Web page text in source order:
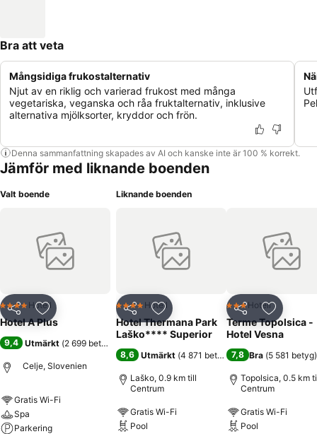
Bra att veta
Mångsidiga frukostalternativ
Njut av en riklig och varierad frukost med många
vegetariska, veganska och råa fruktalternativ, inklusive
alternativa mjölksorter, kryddor och frön.
Denna sammanfattning skapades av AI och kanske inte är 100 % korrekt.
Jämför med liknande boenden
Valt boende
Dela Lägg till i Mina Favoriter
4 StjärnorHotell
Hotel A Plus
9,4 Utmärkt (2 699 betyg
Celje, Slovenien
Gratis Wi-Fi
Spa
Parkering
Liknande boenden
Dela Lägg till i Mina Favoriter
4 StjärnorHotell
Hotel Thermana Park
Laško**** Superior
8,6 Utmärkt (4 871 betyg)
Laško, 0.9 km till
Centrum
Gratis Wi-Fi
Pool
Dela Lägg till
3 Stjärnor
Hotell
Terme Topolsica -
Hotel Vesna
7,8 Bra (5 581 betyg)
Topolsica, 0.5 km
Centrum
Gratis Wi-Fi
Pool